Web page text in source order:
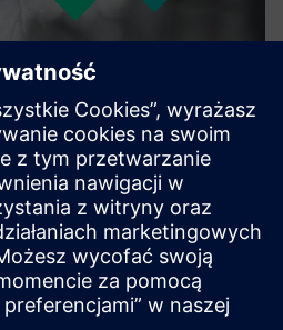
Pharma
Services
to design, engineer and
Pharma projects.